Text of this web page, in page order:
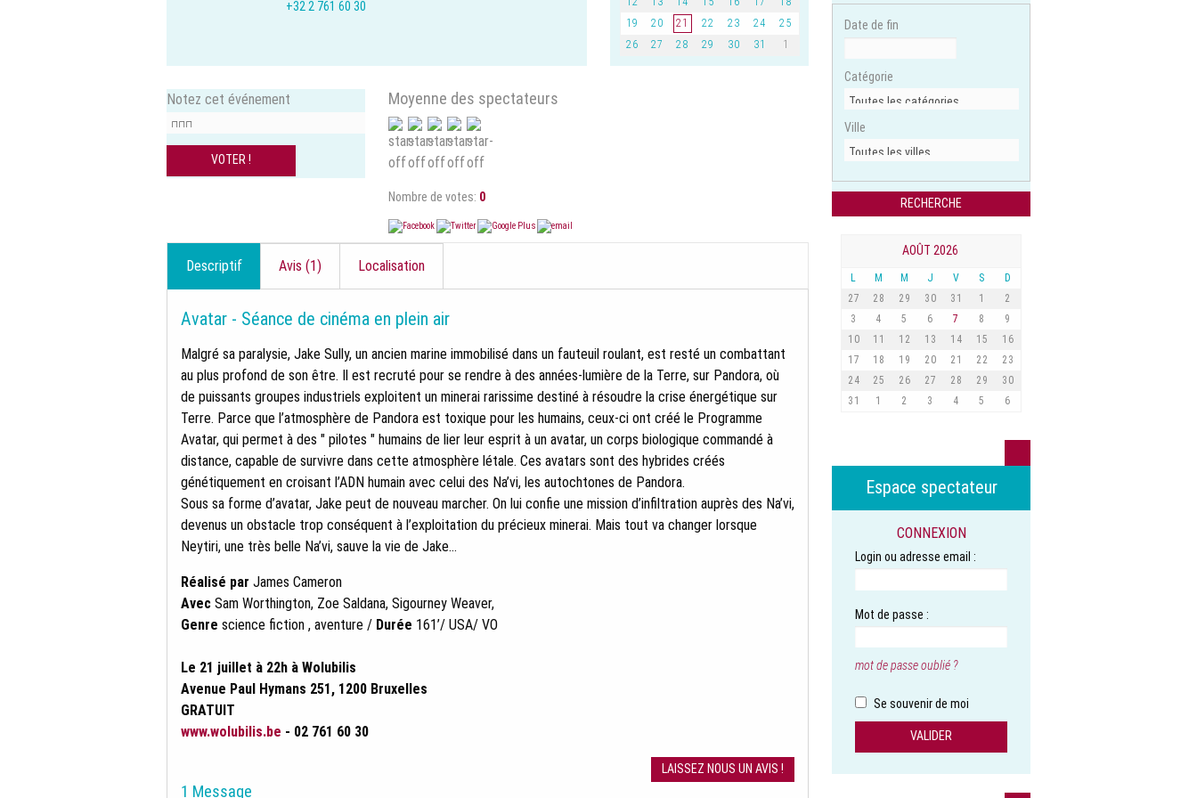
+32 2 761 60 30
Notez cet événement Moyenne des spectateurs
Nombre de votes: 0
19
20 21 22 23 24
25
26
27 28 29 30 31 1
Descriptif Avis (1) Localisation
Avatar - Séance de cinéma en plein air
Malgré sa paralysie, Jake Sully, un ancien marine immobilisé dans un fauteuil roulant, est resté un combattant
au plus profond de son être. Il est recruté pour se rendre à des années-lumière de la Terre, sur Pandora, où
de puissants groupes industriels exploitent un minerai rarissime destiné à résoudre la crise énergétique sur
Terre. Parce que l’atmosphère de Pandora est toxique pour les humains, ceux-ci ont créé le Programme
Avatar, qui permet à des " pilotes " humains de lier leur esprit à un avatar, un corps biologique commandé à
distance, capable de survivre dans cette atmosphère létale. Ces avatars sont des hybrides créés
génétiquement en croisant l’ADN humain avec celui des Na’vi, les autochtones de Pandora.
Sous sa forme d’avatar, Jake peut de nouveau marcher. On lui confie une mission d’infiltration auprès des Na’vi,
devenus un obstacle trop conséquent à l’exploitation du précieux minerai. Mais tout va changer lorsque
Neytiri, une très belle Na’vi, sauve la vie de Jake...
Réalisé par James Cameron
Avec Sam Worthington, Zoe Saldana, Sigourney Weaver,
Genre science fiction , aventure / Durée 161’/ USA/ VO
Le 21 juillet à 22h à Wolubilis
Avenue Paul Hymans 251, 1200 Bruxelles
GRATUIT
www.wolubilis.be - 02 761 60 30
LAISSEZ NOUS UN AVIS !
1 Message
Date de fin
Catégorie
Ville
AOÛT 2026
L M M J V S
D
27
28 29 30 31 1
2
3
4 5 6 7 8
9
10
11 12 13 14 15
16
17
18 19 20 21 22
23
24
25 26 27 28 29
30
31
1 2 3 4 5 6
Espace spectateur
CONNEXION
Login ou adresse email :
Mot de passe :
mot de passe oublié ?
Se souvenir de moi